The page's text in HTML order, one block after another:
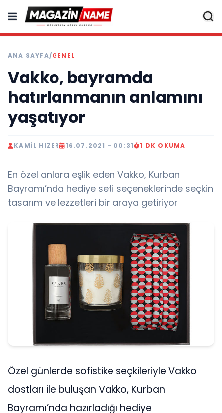
ANA SAYFA/GENEL
Vakko, bayramda
hatırlanmanın anlamını
yaşatıyor
KAMIL HIZER 16.07.2021 - 00:31 1 DK OKUMA
En özel anlara eşlik eden Vakko, Kurban
Bayramı’nda hediye seti seçeneklerinde seçkin
tasarım ve lezzetleri bir araya getiriyor
Özel günlerde sofistike seçkileriyle Vakko
dostları ile buluşan Vakko, Kurban
Bayramı’nda hazırladığı hediye